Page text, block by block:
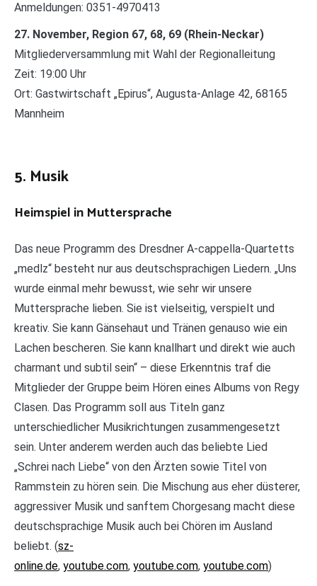
Anmeldungen: 0351-4970413
27. November, Region 67, 68, 69 (Rhein-Neckar)
Mitgliederversammlung mit Wahl der Regionalleitung
Zeit: 19:00 Uhr
Ort: Gastwirtschaft „Epirus“, Augusta-Anlage 42, 68165
Mannheim
5. Musik
Heimspiel in Muttersprache
Das neue Programm des Dresdner A-cappella-Quartetts
„medlz“ besteht nur aus deutschsprachigen Liedern. „Uns
wurde einmal mehr bewusst, wie sehr wir unsere
Muttersprache lieben. Sie ist vielseitig, verspielt und
kreativ. Sie kann Gänsehaut und Tränen genauso wie ein
Lachen bescheren. Sie kann knallhart und direkt wie auch
charmant und subtil sein“ – diese Erkenntnis traf die
Mitglieder der Gruppe beim Hören eines Albums von Regy
Clasen. Das Programm soll aus Titeln ganz
unterschiedlicher Musikrichtungen zusammengesetzt
sein. Unter anderem werden auch das beliebte Lied
„Schrei nach Liebe“ von den Ärzten sowie Titel von
Rammstein zu hören sein. Die Mischung aus eher düsterer,
aggressiver Musik und sanftem Chorgesang macht diese
deutschsprachige Musik auch bei Chören im Ausland
beliebt. (sz-
online.de, youtube.com, youtube.com, youtube.com)